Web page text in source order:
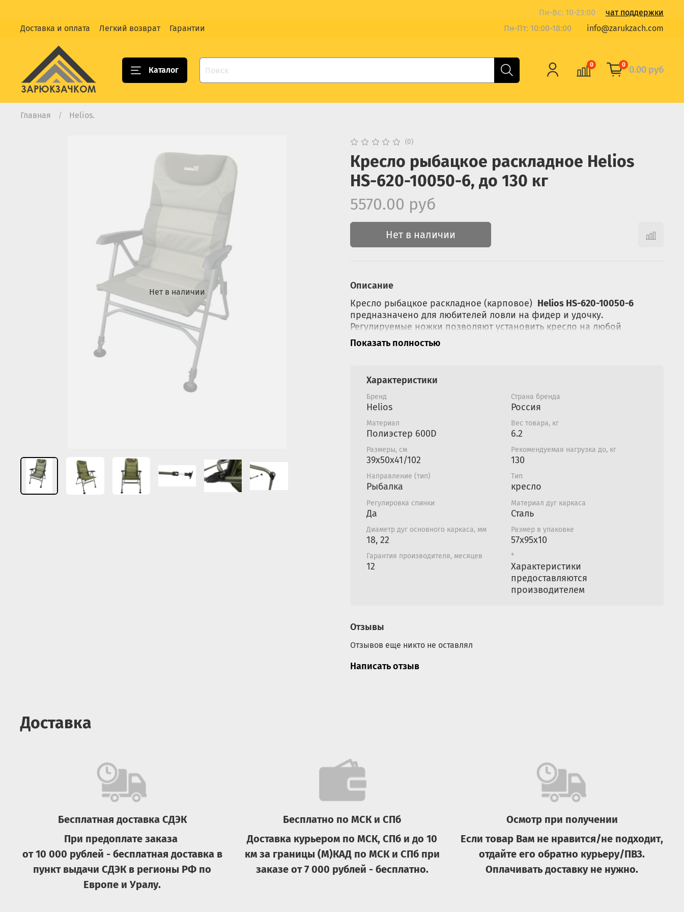
Пн-Вс: 10-23:00
чат поддержки
Доставка и оплата
Легкий возврат Гарантии Пн-Пт: 10:00-18:00 info@zarukzach.com
Каталог
0 0 0.00 руб
Главная Helios.
Нет в наличии
(0)
Кресло рыбацкое раскладное Helios
HS-620-10050-6, до 130 кг
5570.00 руб
Нет в наличии
Описание
Кресло рыбацкое раскладное (карповое) Helios HS-620-10050-6
предназначено для любителей ловли на фидер и удочку.
Регулируемые ножки позволяют установить кресло на любой
неровной поверхности. Мягкая спинка и сиденье обеспечат
Каркас выполнен из толстостенной стальной трубы, что придает
креслу дополнительную надежность
Видеообзор Helios HS-620-10050-6:
Показать полностью
Характеристики
Бренд
Helios
Страна бренда
Россия
Материал
Полиэстер 600D
Вес товара, кг
6.2
Размеры, см
39х50х41/102
Рекомендуемая нагрузка до, кг
130
Направление (тип)
Рыбалка
Тип
кресло
Регулировка спинки
Да
Материал дуг каркаса
Сталь
Диаметр дуг основного каркаса, мм
18, 22
Размер в упаковке
57х95х10
Гарантия производителя, месяцев
12
*
Характеристики
предоставляются
производителем
Отзывы
Отзывов еще никто не оставлял
Написать отзыв
Доставка
Бесплатная доставка СДЭК
При предоплате заказа
от 10 000 рублей - бесплатная доставка в
пункт выдачи СДЭК в регионы РФ по
Европе и Уралу.
Бесплатно по МСК и СПб
Доставка курьером по МСК, СПб и до 10
км за границы (М)КАД по МСК и СПб при
заказе от 7 000 рублей - бесплатно.
Осмотр при получении
Если товар Вам не нравится/не подходит,
отдайте его обратно курьеру/ПВЗ.
Оплачивать доставку не нужно.